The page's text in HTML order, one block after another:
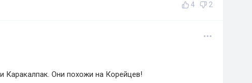
4 2
Каракалпак. Они похожи на Корейцев!